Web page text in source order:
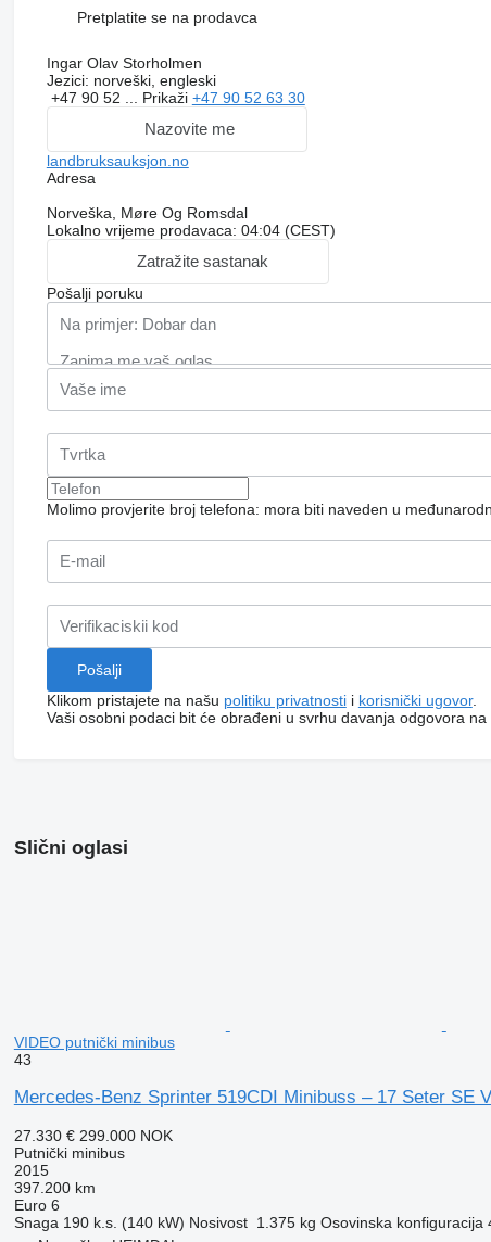
Pretplatite se na prodavca
Ingar Olav Storholmen
Jezici: norveški, engleski
+47 90 52 ... Prikaži +47 90 52 63 30
Nazovite me
landbruksauksjon.no
Adresa
Norveška, Møre Og Romsdal
Lokalno vrijeme prodavaca: 04:04 (CEST)
Zatražite sastanak
Pošalji poruku
Molimo provjerite broj telefona: mora biti naveden u
Klikom pristajete na našu politiku privatnostii korisnički ugovor.
Vaši osobni podaci bit će obrađeni u svrhu davanja odgovora na
Slični oglasi
VIDEO putnički minibus
43
Mercedes-Benz Sprinter 519CDI Minibuss – 17 Seter SE
27.330 € 299.000 NOK
Putnički minibus
2015
397.200 km
Euro 6
Snaga 190 k.s. (140 kW) Nosivost 1.375 kg Osovinska konfiguracija